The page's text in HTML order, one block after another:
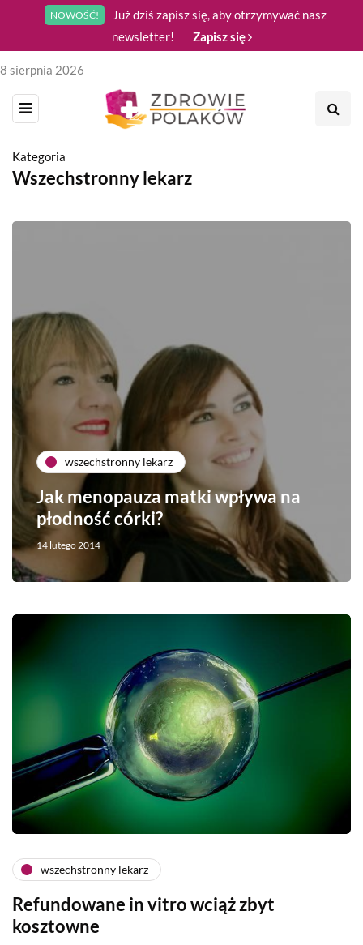
NOWOŚĆ!
Już dziś zapisz się, aby otrzymywać nasz
newsletter!
Zapisz się
8 sierpnia 2026
Kategoria
Wszechstronny lekarz
wszechstronny lekarz
Jak menopauza matki wpływa na
płodność córki?
14 lutego 2014
wszechstronny lekarz
Refundowane in vitro wciąż zbyt
kosztowne